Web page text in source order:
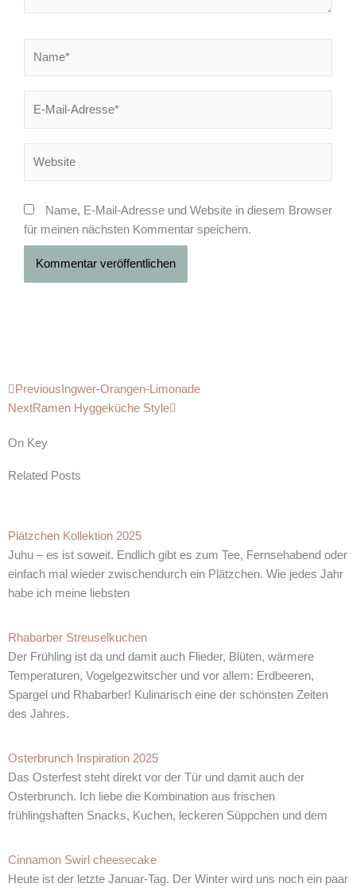
Name, E-Mail-Adresse und Website in diesem Browser
für meinen nächsten Kommentar speichern.
Zurück
Previous Ingwer-Orangen-Limonade
NextRamen Hyggeküche Style
Nächster
On Key
Related Posts
Plätzchen Kollektion 2025
Juhu – es ist soweit. Endlich gibt es zum Tee, Fernsehabend oder
einfach mal wieder zwischendurch ein Plätzchen. Wie jedes Jahr
habe ich meine liebsten
Rhabarber Streuselkuchen
Der Frühling ist da und damit auch Flieder, Blüten, wärmere
Temperaturen, Vogelgezwitscher und vor allem: Erdbeeren,
Spargel und Rhabarber! Kulinarisch eine der schönsten Zeiten
des Jahres.
Osterbrunch Inspiration 2025
Das Osterfest steht direkt vor der Tür und damit auch der
Osterbrunch. Ich liebe die Kombination aus frischen
frühlingshaften Snacks, Kuchen, leckeren Süppchen und dem
Cinnamon Swirl cheesecake
Heute ist der letzte Januar-Tag. Der Winter wird uns noch ein paar